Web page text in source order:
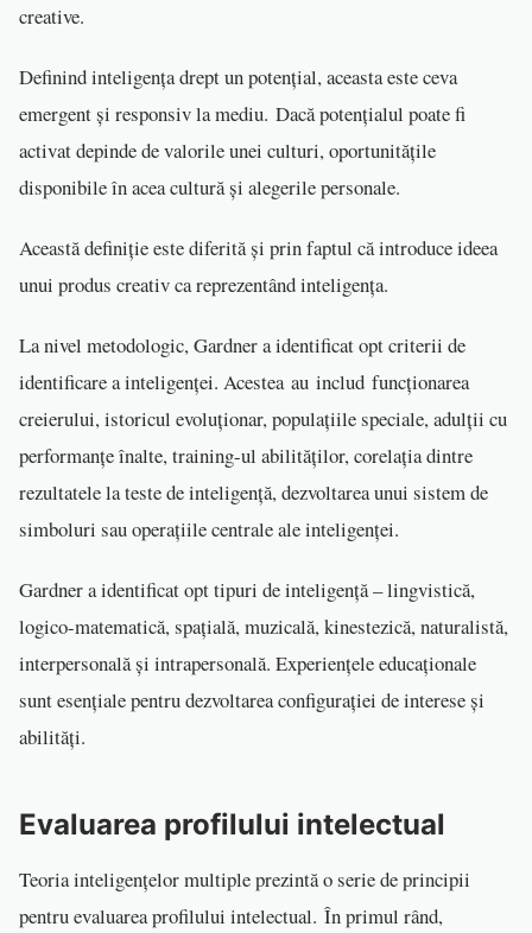
creative.
Definind inteligența drept un potențial, aceasta este ceva
emergent și responsiv la mediu. Dacă potențialul poate fi
activat depinde de valorile unei culturi, oportunitățile
disponibile în acea cultură și alegerile personale.
Această definiție este diferită și prin faptul că introduce ideea
unui produs creativ ca reprezentând inteligența.
La nivel metodologic, Gardner a identificat opt criterii de
identificare a inteligenței. Acestea au includ funcționarea
creierului, istoricul evoluționar, populațiile speciale, adulții cu
performanțe înalte, training-ul abilităților, corelația dintre
rezultatele la teste de inteligență, dezvoltarea unui sistem de
simboluri sau operațiile centrale ale inteligenței.
Gardner a identificat opt tipuri de inteligență – lingvistică,
logico-matematică, spațială, muzicală, kinestezică, naturalistă,
interpersonală și intrapersonală. Experiențele educaționale
sunt esențiale pentru dezvoltarea configurației de interese și
abilități.
Evaluarea profilului intelectual
Teoria inteligențelor multiple prezintă o serie de principii
pentru evaluarea profilului intelectual. În primul rând,